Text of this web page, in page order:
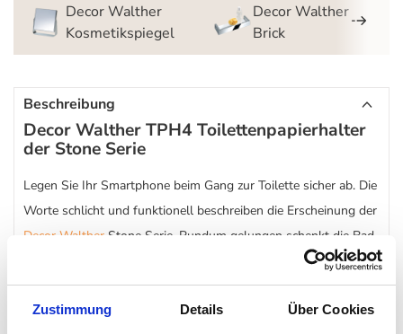
Zustimmung Details Über Cookies
Decor Walther
Kosmetikspiegel
Decor Walther
Brick
Beschreibung
Decor Walther TPH4 Toilettenpapierhalter
der Stone Serie
Legen Sie Ihr Smartphone beim Gang zur Toilette sicher ab. Die
Worte schlicht und funktionell beschreiben die Erscheinung der
Decor Walther Stone Serie. Rundum gelungen schenkt die Bad-
Serie den Bädern aller Welt eine edle Komponente. Gefertigt
aus hochwertigem Mineralguss fügt sich der TPH4
Toilettenpapierhalter in die unterschiedlichsten Badwelten ein.